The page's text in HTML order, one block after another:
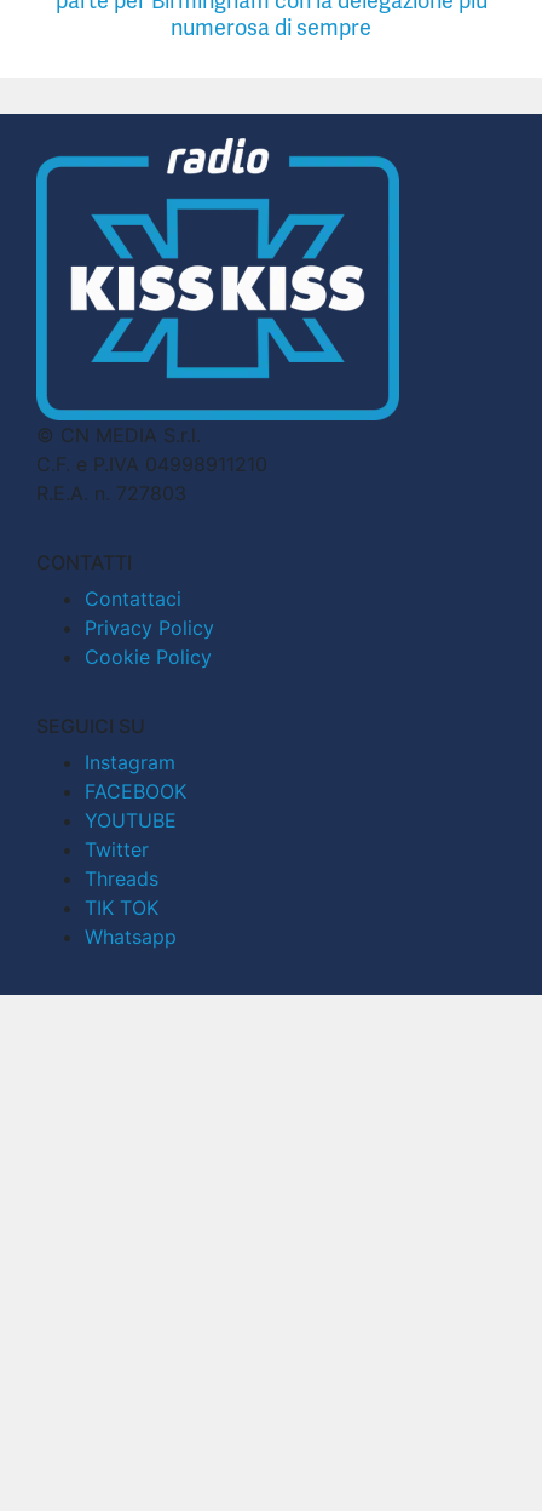
numerosa di sempre
© CN MEDIA S.r.l.
C.F. e P.IVA 04998911210
R.E.A. n. 727803
CONTATTI
Contattaci
Privacy Policy
Cookie Policy
SEGUICI SU
Instagram
FACEBOOK
YOUTUBE
Twitter
Threads
TIK TOK
Whatsapp